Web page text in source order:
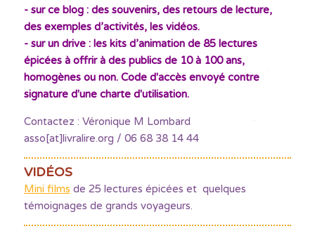
- sur ce blog : des souvenirs, des retours de lecture,
des exemples d’activités, les vidéos.
- sur un drive : les kits d’animation de 85 lectures
épicées à offrir à des publics de 10 à 100 ans,
homogènes ou non. Code d'accès envoyé contre
signature d'une charte d'utilisation.
Contactez : Véronique M Lombard
asso[at]livralire.org / 06 68 38 14 44
VIDÉOS
Mini films de 25 lectures épicées et quelques
témoignages de grands voyageurs.